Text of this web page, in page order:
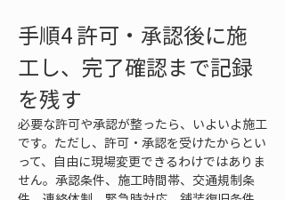
手順4 許可・承認後に施
工し、完了確認まで記録
を残す
必要な許可や承認が整ったら、いよいよ施工
です。ただし、許可・承認を受けたからとい
って、自由に現場変更できるわけではありま
せん。承認条件、施工時間帯、交通規制条